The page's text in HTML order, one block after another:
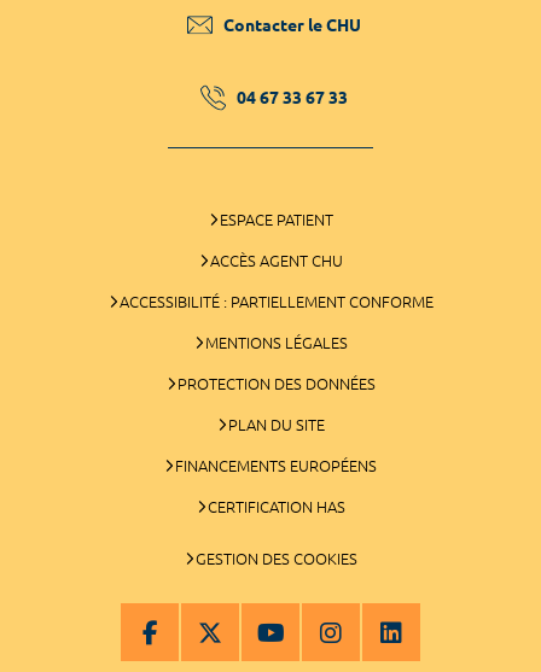
Contacter le CHU
04 67 33 67 33
ESPACE PATIENT
ACCÈS AGENT CHU
ACCESSIBILITÉ : PARTIELLEMENT CONFORME
MENTIONS LÉGALES
PROTECTION DES DONNÉES
PLAN DU SITE
FINANCEMENTS EUROPÉENS
CERTIFICATION HAS
GESTION DES COOKIES